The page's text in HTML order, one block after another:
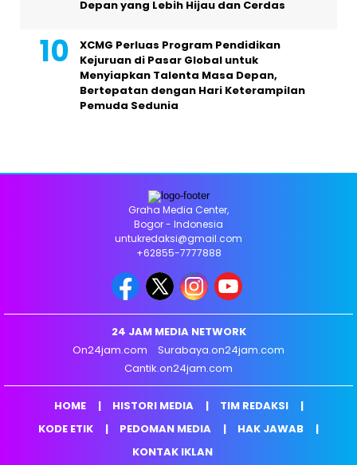
Depan yang Lebih Hijau dan Cerdas
XCMG Perluas Program Pendidikan
Kejuruan di Pasar Global untuk
Menyiapkan Talenta Masa Depan,
Bertepatan dengan Hari Keterampilan
Pemuda Sedunia
Graha Media Center,
Bogor - Indonesia
untukredaksi@gmail.com
+62855-7777888
24 JAM MEDIA NETWORK
On24jam.com
Surabaya.on24jam.com
Cantik.on24jam.com
HOME HISTORI MEDIA
TIM REDAKSI
KODE ETIK
PEDOMAN MEDIA
HAK JAWAB
KONTAK IKLAN